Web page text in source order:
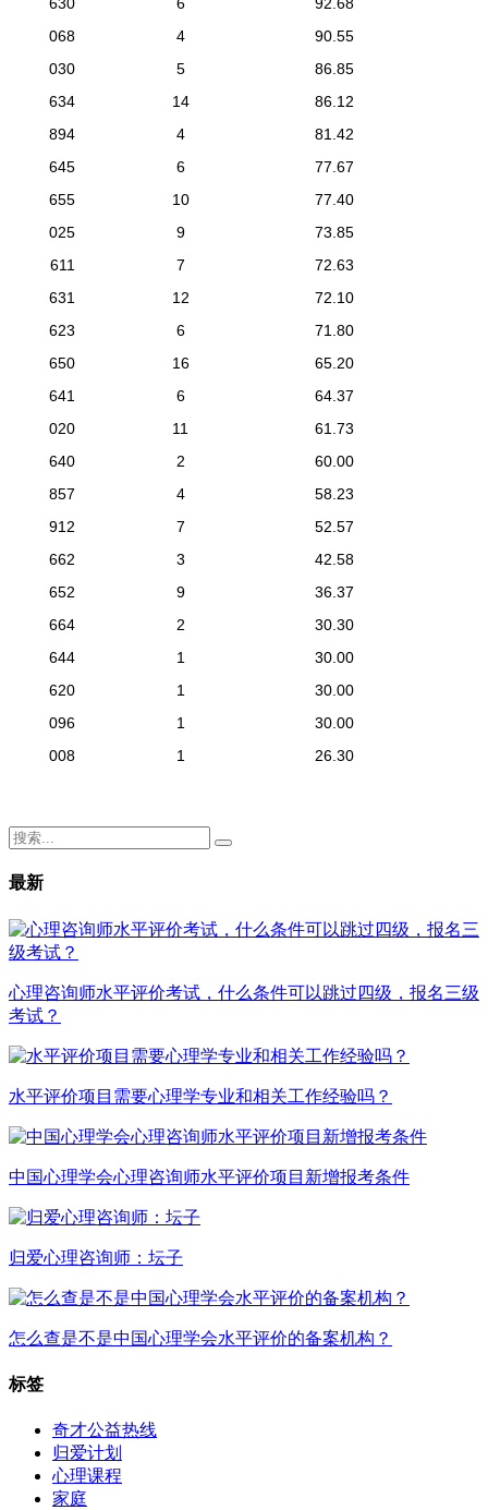
068
4
90.55
030
5
86.85
634
14
86.12
894
4
81.42
645
6
77.67
655
10
77.40
025
9
73.85
611
7
72.63
631
12
72.10
623
6
71.80
650
16
65.20
641
6
64.37
020
11
61.73
640
2
60.00
857
4
58.23
912
7
52.57
662
3
42.58
652
9
36.37
664
2
30.30
644
1
30.00
620
1
30.00
096
1
30.00
008
1 26.30
最新
心理咨询师水平评价考试，什么条件可以跳过四级，报名三级
考试？
水平评价项目需要心理学专业和相关工作经验吗？
中国心理学会心理咨询师水平评价项目新增报考条件
归爱心理咨询师：坛子
怎么查是不是中国心理学会水平评价的备案机构？
标签
奇才公益热线
归爱计划
心理课程
家庭